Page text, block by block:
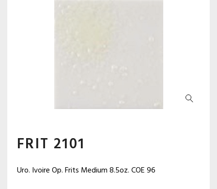
FRIT 2101
Uro. Ivoire Op. Frits Medium 8.5oz. COE 96